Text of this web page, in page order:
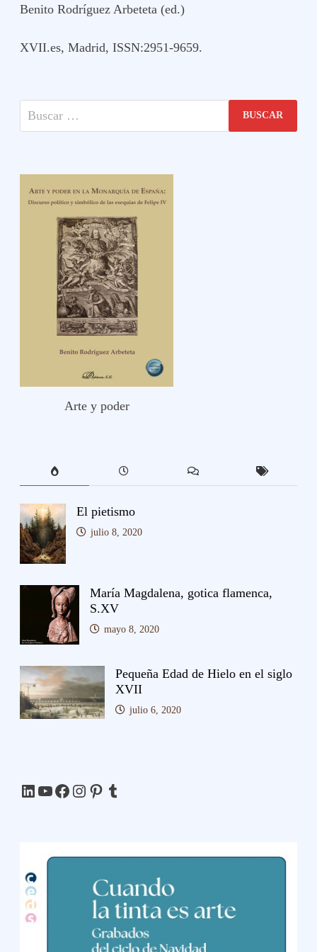
Benito Rodríguez Arbeteta (ed.)
XVII.es, Madrid, ISSN:2951-9659.
Buscar:
Arte y poder
El pietismo
julio 8, 2020
María Magdalena, gotica flamenca,
S.XV
mayo 8, 2020
Pequeña Edad de Hielo en el siglo
XVII
julio 6, 2020
LinkedIn
YouTube
Facebook
Instagram
Pinterest
Tumblr